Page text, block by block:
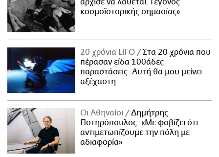
κοσμοϊστορικής σημασίας»
20 χρόνια LiFO
Στα 20 χρόνια που
πέρασαν είδα 100άδες
παραστάσεις. Αυτή θα μου μείνει
αξέχαστη
Οι Αθηναίοι
Δημήτρης
Ποτηρόπουλος: «Με φοβίζει ότι
αντιμετωπίζουμε την πόλη με
αδιαφορία»